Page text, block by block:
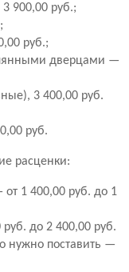
900,00 руб.;
руб.;
дверцами —
3 400,00 руб.
руб.
расценки:
1 400,00 руб. до 1
до 2 400,00 руб.
нужно поставить —